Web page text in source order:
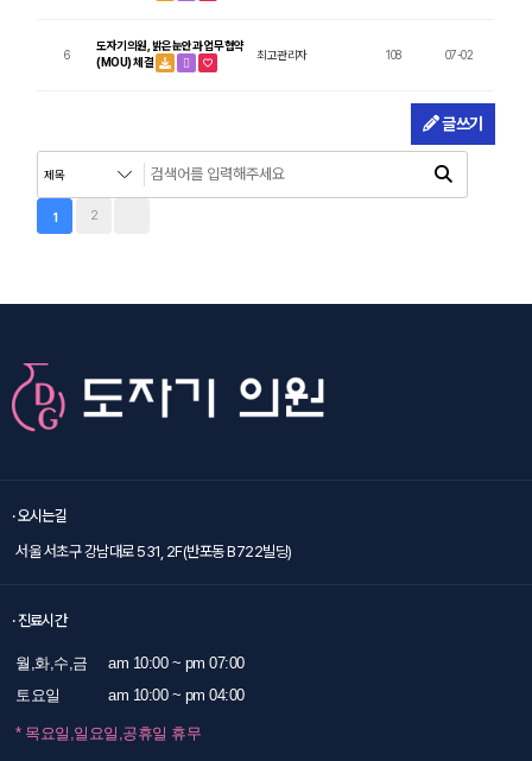
6
도자기의원, 밝은눈안과 업무협약
(MOU) 체결
최고관리자 108 07-02
글쓰기
1 2
· 오시는길
서울 서초구 강남대로 531, 2F(반포동 B722빌딩)
· 진료시간
월,화,수,금
am 10:00 ~ pm 07:00
토요일
am 10:00 ~ pm 04:00
* 목요일,일요일,공휴일 휴무